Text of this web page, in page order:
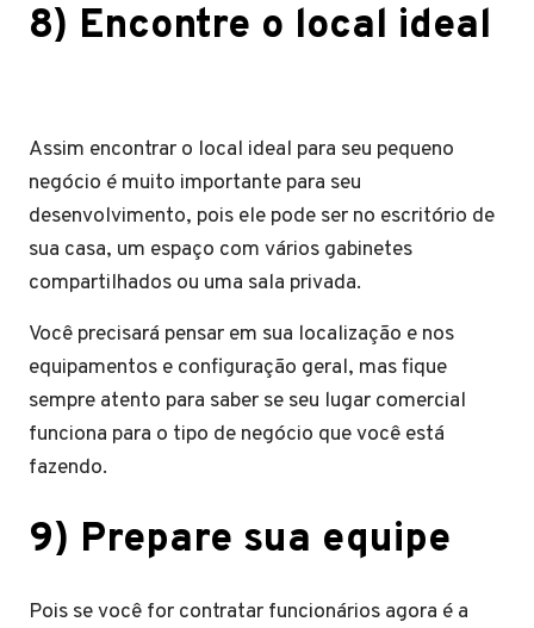
8) Encontre o local ideal
Assim encontrar o local ideal para seu pequeno
negócio é muito importante para seu
desenvolvimento, pois ele pode ser no escritório de
sua casa, um espaço com vários gabinetes
compartilhados ou uma sala privada.
Você precisará pensar em sua localização e nos
equipamentos e configuração geral, mas fique
sempre atento para saber se seu lugar comercial
funciona para o tipo de negócio que você está
fazendo.
9) Prepare sua equipe
Pois se você for contratar funcionários agora é a